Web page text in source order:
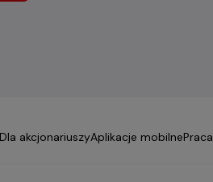
Dla akcjonariuszyAplikacje mobilnePraca